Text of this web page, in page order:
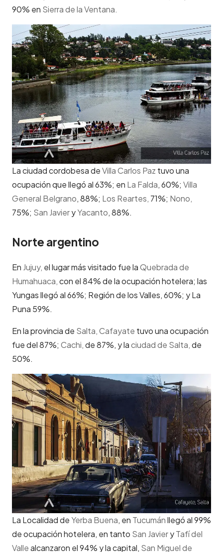
90% en Sierra de la Ventana.
La ciudad cordobesa deVilla Carlos Paz tuvo una
ocupación que llegó al 63%; en La Falda, 60%; Villa
General Belgrano, 88%; Los Reartes, 71%; Nono,
75%; San JavieryYacanto, 88%.
Norte argentino
En Jujuy, el lugar más visitado fue laQuebrada de
Humahuaca,con el 84% de la ocupación hotelera; las
Yungas llegó al 66%; Región de los Valles, 60%; y La
Puna 59%.
En la provincia de Salta, Cafayate tuvo una ocupación
fue del 87%; Cachi,de 87%, y laciudad de Salta,de
50%.
La Localidad de Yerba Buena, en Tucumánllegó al 99%
de ocupación hotelera, en tanto San JavieryTafí del
Vallealcanzaron el 94% y la capital, San Miguel de